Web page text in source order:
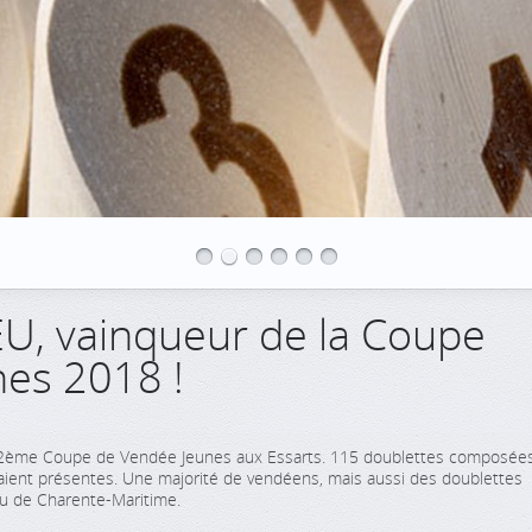
vainqueur de la Coupe
2018 !
Coupe de Vendée Jeunes aux Essarts. 115 doublettes
présentes. Une majorité de vendéens, mais aussi des doublettes
de Charente-Maritime.